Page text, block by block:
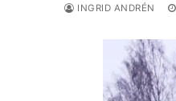
INGRID ANDRÉN